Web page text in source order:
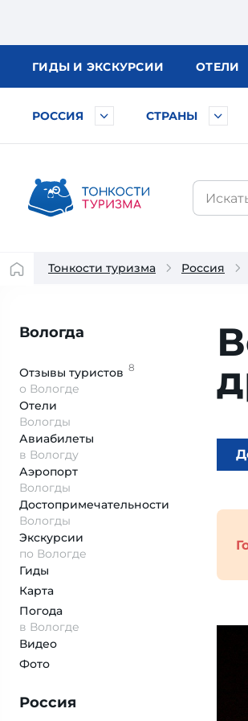
ГИДЫ И ЭКСКУРСИИ ОТЕЛИ
РОССИЯ СТРАНЫ
Тонкости туризма Россия
Вологда
Отзывы туристов 8
о Вологде
Отели
Вологды
Авиабилеты
в Вологду
Аэропорт
Вологды
Достопримеча­тельности
Вологды
Экскурсии
по Вологде
Гиды
Карта
Погода
в Вологде
Видео
Фото
Россия